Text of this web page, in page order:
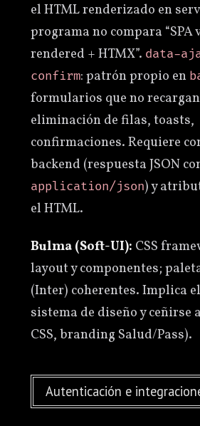
el HTML renderizado en
programa no compara “SPA
rendered + HTMX”. data-
confirm: patrón propio en
formularios que no
eliminación de filas, toasts,
confirmaciones. Requiere
backend (respuesta JSON
application/json) y
el HTML.
Bulma (Soft-UI): CSS
layout y componentes;
(Inter) coherentes. Implica
sistema de diseño y ceñirse
CSS, branding Salud/Pass).
Autenticación e